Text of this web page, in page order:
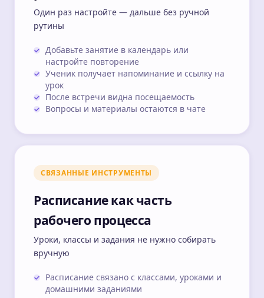
Один раз настройте — дальше без ручной
рутины
Добавьте занятие в календарь или
настройте повторение
Ученик получает напоминание и ссылку на
урок
После встречи видна посещаемость
Вопросы и материалы остаются в чате
СВЯЗАННЫЕ ИНСТРУМЕНТЫ
Расписание как часть
рабочего процесса
Уроки, классы и задания не нужно собирать
вручную
Расписание связано с классами, уроками и
домашними заданиями